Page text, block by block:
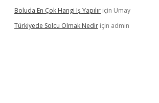
Boluda En Çok Hangi Iş Yapılır için Umay
Türkiyede Solcu Olmak Nedir için admin